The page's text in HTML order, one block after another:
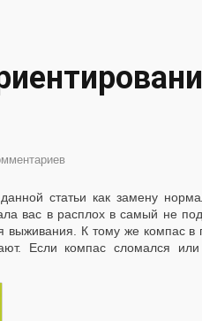
статьи как замену
вас в расплох в самый не
К тому же компас в
Если компас сломался